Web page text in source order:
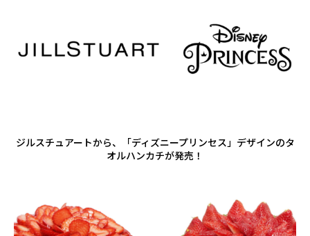
ジルスチュアートから、「ディズニープリンセス」デザインのタ
オルハンカチが発売！